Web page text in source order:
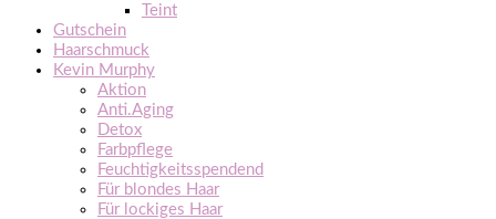
Teint
Gutschein
Haarschmuck
Kevin Murphy
Aktion
Anti.Aging
Detox
Farbpflege
Feuchtigkeitsspendend
Für blondes Haar
Für lockiges Haar